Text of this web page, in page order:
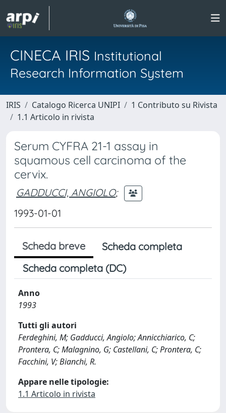
CINECA IRIS Institutional
Research Information System
IRIS Catalogo Ricerca UNIPI
1 Contributo su Rivista
1.1 Articolo in rivista
Serum CYFRA 21-1 assay in
squamous cell carcinoma of the
cervix.
GADDUCCI, ANGIOLO;
1993-01-01
Scheda breve
Scheda completa
Scheda completa (DC)
Anno
1993
Tutti gli autori
Ferdeghini, M; Gadducci, Angiolo; Annicchiarico, C;
Prontera, C; Malagnino, G; Castellani, C; Prontera, C;
Facchini, V; Bianchi, R.
Appare nelle tipologie:
1.1 Articolo in rivista